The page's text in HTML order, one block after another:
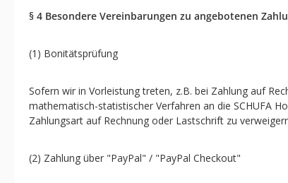
§ 4 Besondere Vereinbarungen zu angebotenen
(1) Bonitätsprüfung
Sofern wir in Vorleistung treten, z.B. bei Zahlung auf
mathematisch-statistischer Verfahren an die SCHUFA
Zahlungsart auf Rechnung oder Lastschrift zu
(2) Zahlung über "PayPal" / "PayPal Checkout"